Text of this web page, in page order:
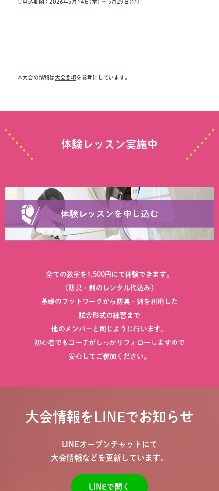
♢申込期間：2026年5月14日(木) ～ 5月29日(金)
本大会の情報は大会要項を参考にしています。
体験レッスン実施中
全ての教室を1,500円にて体験できます。
（防具・剣のレンタル代込み）
基礎のフットワークから防具・剣を利用した
試合形式の練習まで
他のメンバーと同じように行います。
初心者でもコーチがしっかりフォローしますので
安心してご参加ください。
大会情報をLINEでお知らせ
LINEオープンチャットにて
大会情報などを更新しています。
LINEで開く